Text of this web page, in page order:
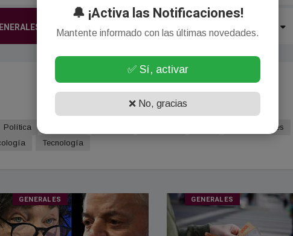
LOCALES ECONOMÍA POLÍTICA
Política
Internacionales
Tecnología
GENERALES GENERALES
🔔 ¡Activa las Notificaciones!
Mantente informado con las últimas novedades.
✅ Sí, activar
❌ No, gracias